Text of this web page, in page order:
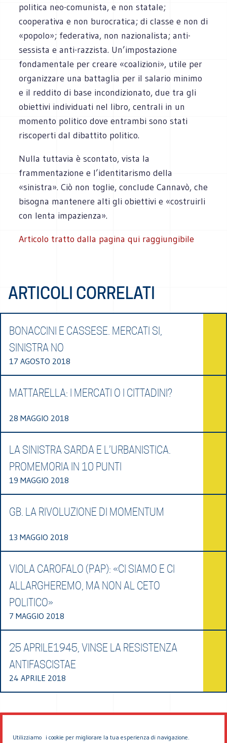
Utilizziamo i cookie per migliorare la tua esperienza di navigazione.
politica neo-comunista, e non statale;
cooperativa e non burocratica; di classe e non di
«popolo»; federativa, non nazionalista; anti-
sessista e anti-razzista. Un’impostazione
fondamentale per creare «coalizioni», utile per
organizzare una battaglia per il salario minimo
e il reddito di base incondizionato, due tra gli
obiettivi individuati nel libro, centrali in un
momento politico dove entrambi sono stati
riscoperti dal dibattito politico.
Nulla tuttavia è scontato, vista la
frammentazione e l’identitarismo della
«sinistra». Ciò non toglie, conclude Cannavò, che
bisogna mantenere alti gli obiettivi e «costruirli
con lenta impazienza».
Articolo tratto dalla pagina qui raggiungibile
ARTICOLI CORRELATI
BONACCINI E CASSESE. MERCATI SI,
SINISTRA NO
17 AGOSTO 2018
MATTARELLA: I MERCATI O I CITTADINI?
28 MAGGIO 2018
LA SINISTRA SARDA E L’URBANISTICA.
PROMEMORIA IN 10 PUNTI
19 MAGGIO 2018
GB. LA RIVOLUZIONE DI MOMENTUM
13 MAGGIO 2018
VIOLA CAROFALO (PAP): «CI SIAMO E CI
ALLARGHEREMO, MA NON AL CETO
POLITICO»
7 MAGGIO 2018
25 APRILE1945, VINSE LA RESISTENZA
ANTIFASCISTAE
24 APRILE 2018